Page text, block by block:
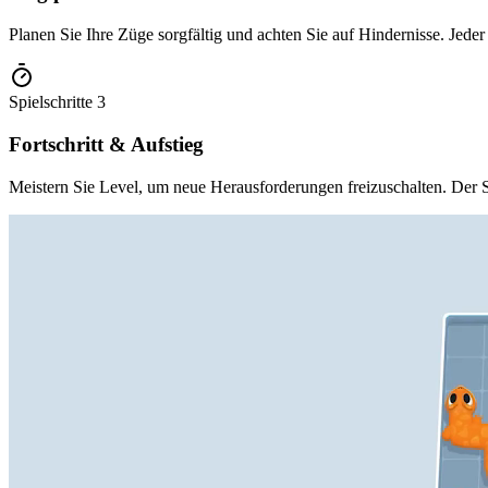
Planen Sie Ihre Züge sorgfältig und achten Sie auf Hindernisse.
Spielschritte 3
Fortschritt & Aufstieg
Meistern Sie Level, um neue Herausforderungen freizuschalten.